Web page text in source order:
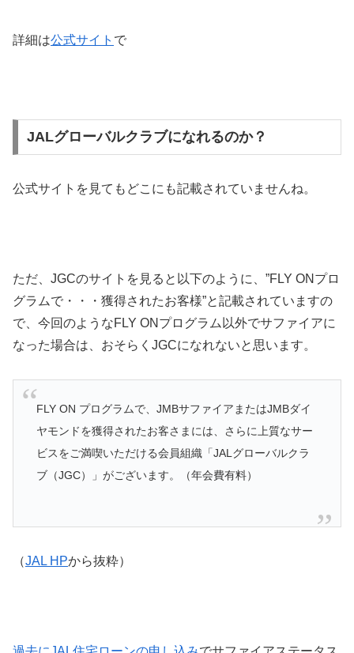
詳細は公式サイト で
JALグローバルクラブになれるのか？
公式サイトを見てもどこにも記載されていませんね。
ただ、JGCのサイトを見ると以下のように、”FLY ONプロ
グラムで・・・獲得されたお客様”と記載されていますの
で、今回のようなFLY ONプログラム以外でサファイアに
なった場合は、おそらくJGCになれないと思います。
FLY ON プログラムで、JMBサファイアまたはJMBダイ
ヤモンドを獲得されたお客さまには、さらに上質なサー
ビスをご満喫いただける会員組織「JALグローバルクラ
ブ（JGC）」がございます。（年会費有料）
（JAL HPから抜粋）